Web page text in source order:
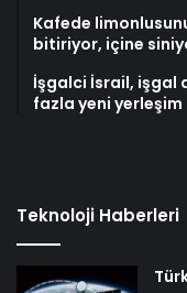
Kafede
bitiriyor, içine
İşgalci İsrail, işgal
fazla yeni yerleşim
Teknoloji Haberleri